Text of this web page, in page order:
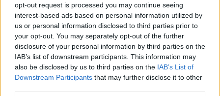
opt-out request is processed you may continue seeing
interest-based ads based on personal information utilized by
us or personal information disclosed to third parties prior to
your opt-out. You may separately opt-out of the further
disclosure of your personal information by third parties on the
IAB’s list of downstream participants. This information may
also be disclosed by us to third parties on the IAB’s List of
Downstream Participants that may further disclose it to other
#legendás állatok: dumbledore titkai
#fantastic
beasts: the secrets of dumbledore
#legendás állatok és
megfigyelésük
#dumbledore #jude law
#grindelwald
#mads mikkelsen
#eddie redmayne
#göthe salmander